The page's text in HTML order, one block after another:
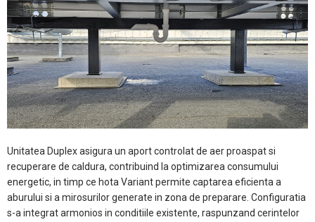
Unitatea Duplex asigura un aport controlat de aer proaspat si
recuperare de caldura, contribuind la optimizarea consumului
energetic, in timp ce hota Variant permite captarea eficienta a
aburului si a mirosurilor generate in zona de preparare. Configuratia
s-a integrat armonios in conditiile existente, raspunzand cerintelor